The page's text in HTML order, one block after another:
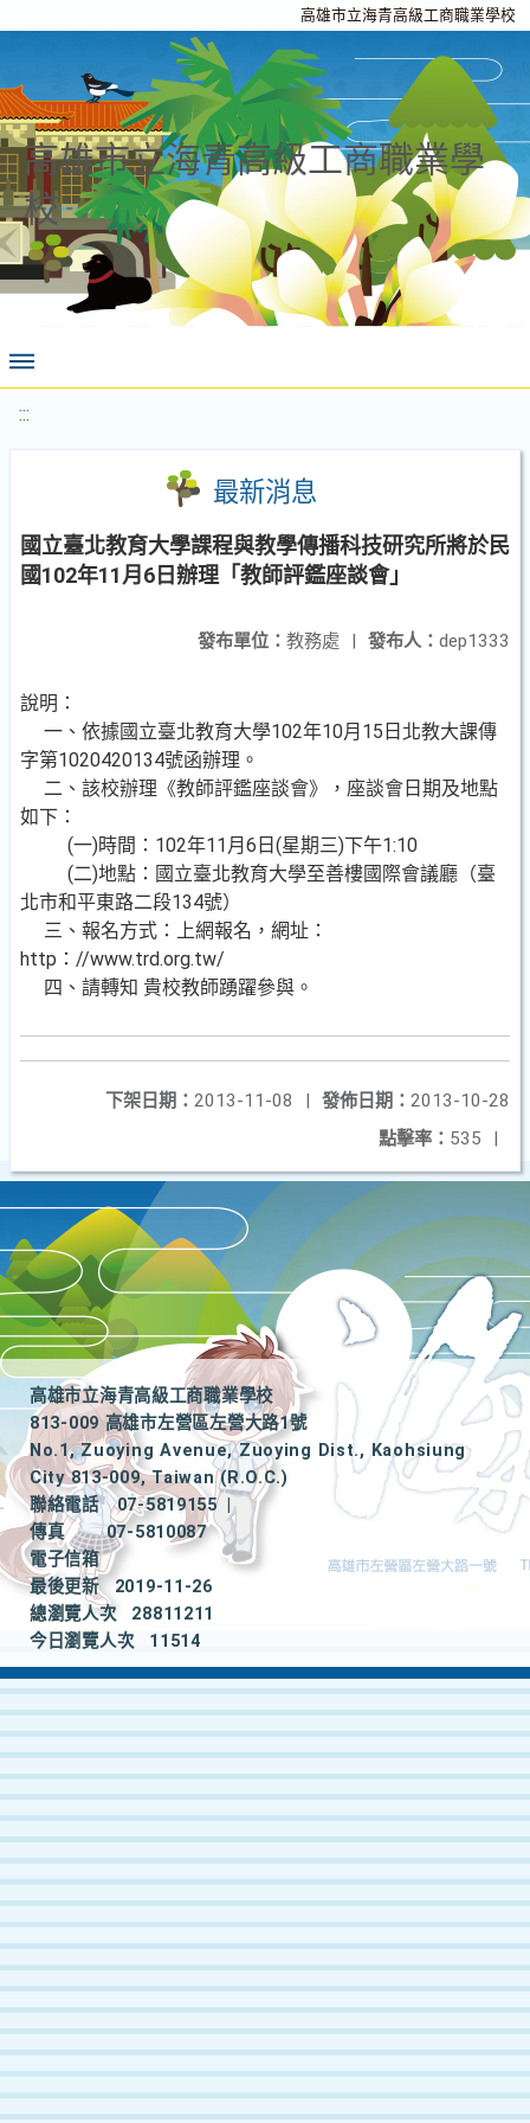
高雄市立海青高級工商職業學校
高雄市立海青高級工商職業學
校
:::
最新消息
國立臺北教育大學課程與教學傳播科技研究所將於民
國102年11月6日辦理「教師評鑑座談會」
發布人： dep1333
發布單位： 教務處 |
說明：
一、依據國立臺北教育大學102年10月15日北教大課傳
字第1020420134號函辦理。
二、該校辦理《教師評鑑座談會》，座談會日期及地點
如下：
(一)時間：102年11月6日(星期三)下午1:10
(二)地點：國立臺北教育大學至善樓國際會議廳（臺
北市和平東路二段134號）
三、報名方式：上網報名，網址：
http：//www.trd.org.tw/
四、請轉知 貴校教師踴躍參與。
發佈日期： 2013-10-28
下架日期： 2013-11-08
|
點擊率： 535 |
高雄市立海青高級工商職業學校
813-009 高雄市左營區左營大路1號
No.1, Zuoying Avenue, Zuoying Dist., Kaohsiung
City 813-009, Taiwan (R.O.C.)
聯絡電話
07-5819155
|
傳真
07-5810087
電子信箱
最後更新
2019-11-26
總瀏覽人次
28811211
今日瀏覽人次
11514